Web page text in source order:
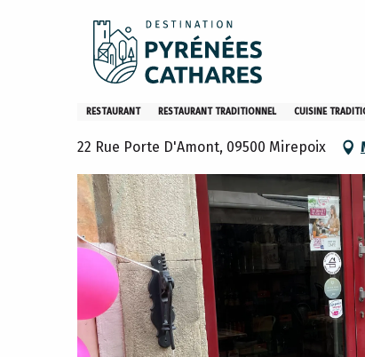
Accueil Sejourner Restaurants
Le loft
RESTAURANT RESTAURANT TRADITIONNEL CUISINE
22 Rue Porte D'Amont, 09500 Mirepoix